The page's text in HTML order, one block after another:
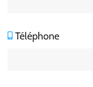
Téléphone